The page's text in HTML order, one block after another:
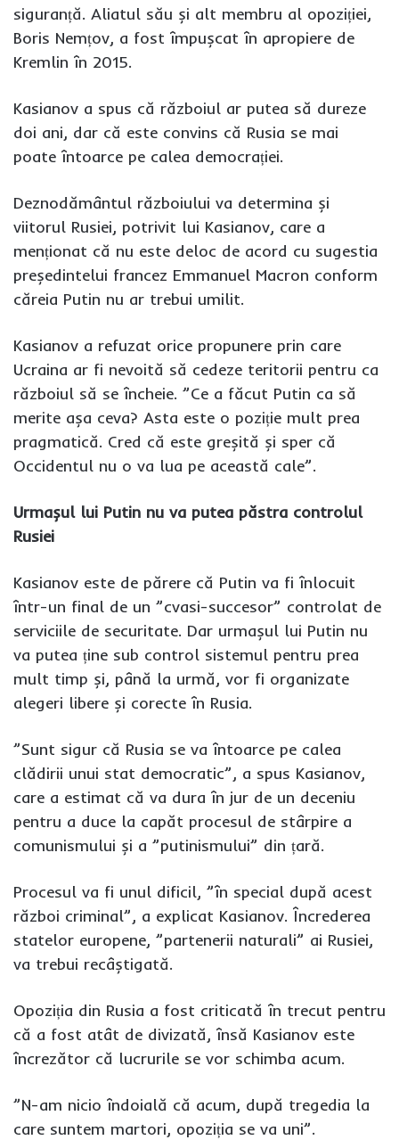
siguranță. Aliatul său și alt membru al opoziției,
Boris Nemțov, a fost împușcat în apropiere de
Kremlin în 2015.
Kasianov a spus că războiul ar putea să dureze
doi ani, dar că este convins că Rusia se mai
poate întoarce pe calea democrației.
Deznodământul războiului va determina și
viitorul Rusiei, potrivit lui Kasianov, care a
menționat că nu este deloc de acord cu sugestia
președintelui francez Emmanuel Macron conform
căreia Putin nu ar trebui umilit.
Kasianov a refuzat orice propunere prin care
Ucraina ar fi nevoită să cedeze teritorii pentru ca
războiul să se încheie. ”Ce a făcut Putin ca să
merite așa ceva? Asta este o poziție mult prea
pragmatică. Cred că este greșită și sper că
Occidentul nu o va lua pe această cale”.
Urmașul lui Putin nu va putea păstra controlul
Rusiei
Kasianov este de părere că Putin va fi înlocuit
într-un final de un ”cvasi-succesor” controlat de
serviciile de securitate. Dar urmașul lui Putin nu
va putea ține sub control sistemul pentru prea
mult timp și, până la urmă, vor fi organizate
alegeri libere și corecte în Rusia.
”Sunt sigur că Rusia se va întoarce pe calea
clădirii unui stat democratic”, a spus Kasianov,
care a estimat că va dura în jur de un deceniu
pentru a duce la capăt procesul de stârpire a
comunismului și a ”putinismului” din țară.
Procesul va fi unul dificil, ”în special după acest
război criminal”, a explicat Kasianov. Încrederea
statelor europene, ”partenerii naturali” ai Rusiei,
va trebui recâștigată.
Opoziția din Rusia a fost criticată în trecut pentru
că a fost atât de divizată, însă Kasianov este
încrezător că lucrurile se vor schimba acum.
”N-am nicio îndoială că acum, după tregedia la
care suntem martori, opoziția se va uni”.